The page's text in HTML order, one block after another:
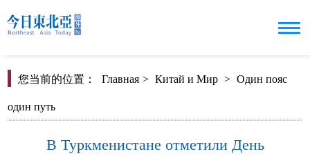
您当前的位置： Главная > Китай и Мир > Один пояс
один путь
В Туркменистане отметили День